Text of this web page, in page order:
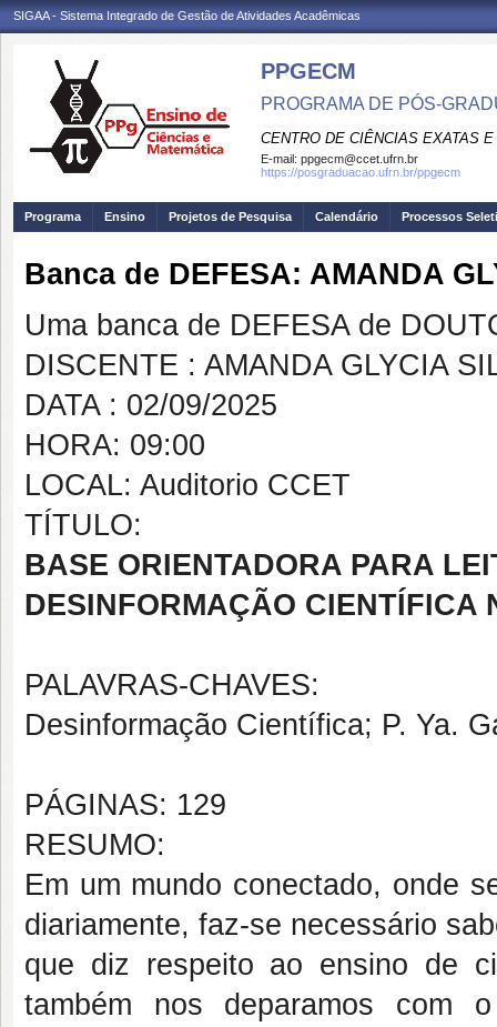
SIGAA - Sistema Integrado de Gestão de Atividades Acadêmicas
PPGECM
PROGRAMA DE PÓS-
CENTRO DE CIÊNCIAS EXATAS
E-mail: ppgecm@ccet.ufrn.br
https://posgraduacao.ufrn.br/ppgecm
Programa Ensino Projetos de Pesquisa Calendário Processos
Banca de DEFESA: AMANDA
Uma banca de DEFESA de
DISCENTE : AMANDA GLYCIA
DATA : 02/09/2025
HORA: 09:00
LOCAL: Auditorio CCET
TÍTULO:
BASE ORIENTADORA PARA
DESINFORMAÇÃO CIENTÍFICA
PALAVRAS-CHAVES:
Desinformação Científica; P. Ya.
PÁGINAS: 129
RESUMO:
Em um mundo conectado, onde
diariamente, faz-se necessário
que diz respeito ao ensino de
também nos deparamos com